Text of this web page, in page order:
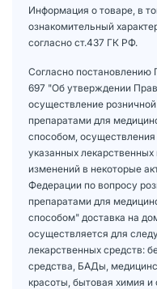
Информация о товаре, в
ознакомительный
согласно ст.437 ГК РФ.
Согласно постановлению
697 "Об утверждении
осуществление
препаратами для
способом, осуществления
указанных
изменений в некоторые
Федерации по вопросу
препаратами для
способом" доставка на
осуществляется для
лекарственных средств:
средства, БАДы,
красоты, бытовая химия